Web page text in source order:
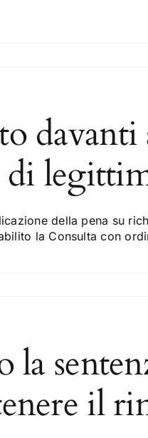
di
della pena su
la Consulta con
la
il